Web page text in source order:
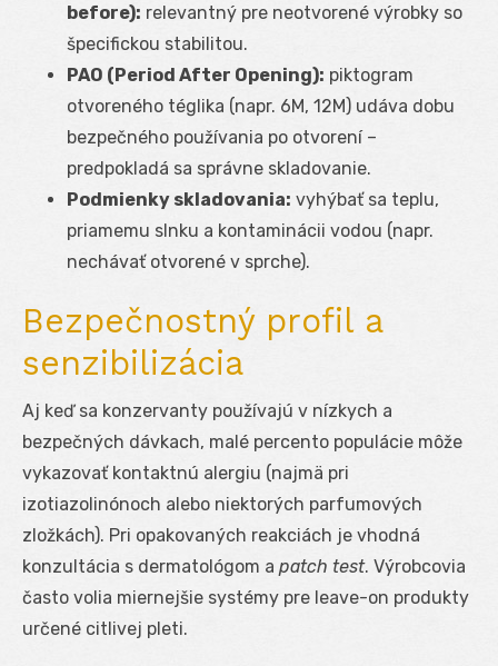
before): relevantný pre neotvorené výrobky so
špecifickou stabilitou.
PAO (Period After Opening): piktogram
otvoreného téglika (napr. 6M, 12M) udáva dobu
bezpečného používania po otvorení –
predpokladá sa správne skladovanie.
Podmienky skladovania: vyhýbať sa teplu,
priamemu slnku a kontaminácii vodou (napr.
nechávať otvorené v sprche).
Bezpečnostný profil a
senzibilizácia
Aj keď sa konzervanty používajú v nízkych a
bezpečných dávkach, malé percento populácie môže
vykazovať kontaktnú alergiu (najmä pri
izotiazolinónoch alebo niektorých parfumových
zložkách). Pri opakovaných reakciách je vhodná
konzultácia s dermatológom a patch test. Výrobcovia
často volia miernejšie systémy pre leave-on produkty
určené citlivej pleti.